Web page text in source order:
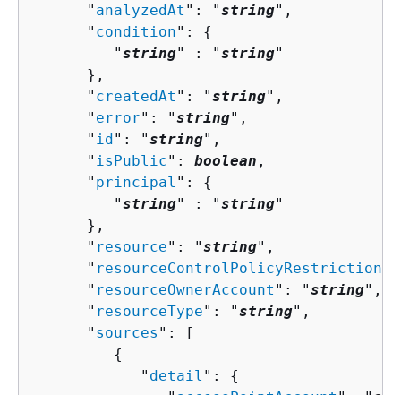
      "
analyzedAt ": "string",
      "
condition": {
         "
string" : "string"
      },
      "
createdAt ": "string",
      "
error": "string",
      "
id ": "string",
      "
isPublic": boolean ,
      "
principal ": {
         "
string" : "string"
      },
      "
resource": "string",
      "
resourceControlPolicyRestriction
      "
resourceOwnerAccount ": "string",
      "
resourceType": "string",
      "
sources ": [
{
            "
detail ": {